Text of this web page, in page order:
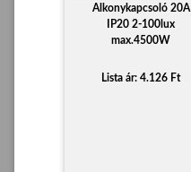
Alkonykapcsoló 20A
IP20 2-100lux
max.4500W
Lista ár: 4.126 Ft